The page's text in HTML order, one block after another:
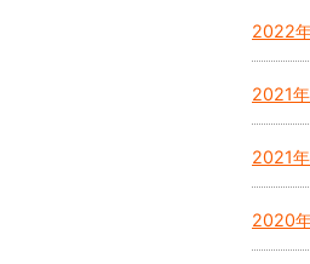
2022
2021
2021
2020